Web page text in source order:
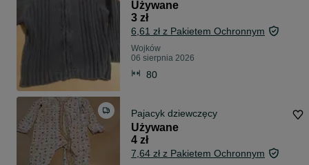
Używane
3 zł
6,61 zł z Pakietem Ochronnym
Wojków
06 sierpnia 2026
80
Pajacyk dziewczęcy
Używane
4 zł
7,64 zł z Pakietem Ochronnym